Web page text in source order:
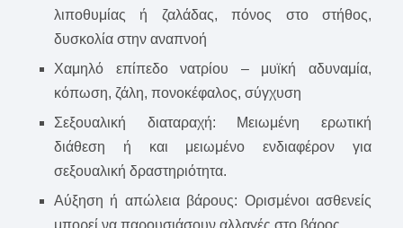
λιποθυμίας ή ζαλάδας, πόνος στο στήθος,
δυσκολία στην αναπνοή
Χαμηλό επίπεδο νατρίου – μυϊκή αδυναμία,
κόπωση, ζάλη, πονοκέφαλος, σύγχυση
Σεξουαλική διαταραχή: Μειωμένη ερωτική
διάθεση ή και μειωμένο ενδιαφέρον για
σεξουαλική δραστηριότητα.
Αύξηση ή απώλεια βάρους: Ορισμένοι ασθενείς